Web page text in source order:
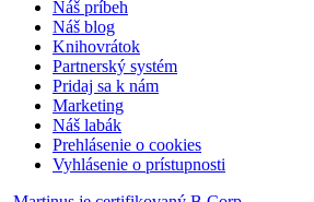
Náš príbeh
Náš blog
Knihovrátok
Partnerský systém
Pridaj sa k nám
Marketing
Náš labák
Prehlásenie o cookies
Vyhlásenie o prístupnosti